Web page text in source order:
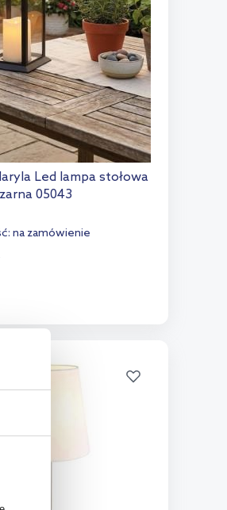
Led lampa stołowa
05043
na zamówienie
do porównania